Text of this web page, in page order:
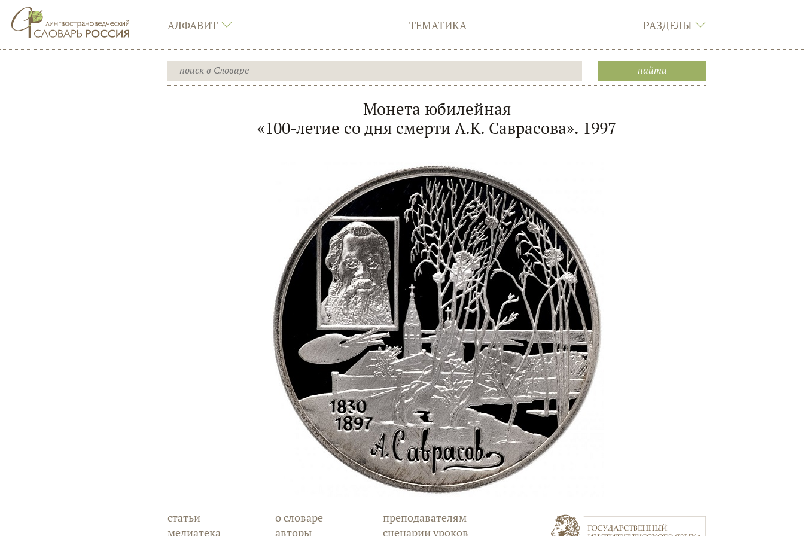
АЛФАВИТ ТЕМАТИКА РАЗДЕЛЫ
Монета юбилейная
«100-летие со дня смерти А.К. Саврасова». 1997
статьи
медиатека
о словаре
авторы
преподавателям
сценарии уроков